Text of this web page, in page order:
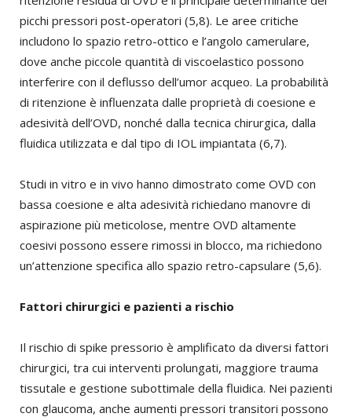
picchi pressori post-operatori (5,8). Le aree critiche
includono lo spazio retro-ottico e l’angolo camerulare,
dove anche piccole quantità di viscoelastico possono
interferire con il deflusso dell’umor acqueo. La probabilità
di ritenzione è influenzata dalle proprietà di coesione e
adesività dell’OVD, nonché dalla tecnica chirurgica, dalla
fluidica utilizzata e dal tipo di IOL impiantata (6,7).
Studi in vitro e in vivo hanno dimostrato come OVD con
bassa coesione e alta adesività richiedano manovre di
aspirazione più meticolose, mentre OVD altamente
coesivi possono essere rimossi in blocco, ma richiedono
un’attenzione specifica allo spazio retro-capsulare (5,6).
Fattori chirurgici e pazienti a rischio
Il rischio di spike pressorio è amplificato da diversi fattori
chirurgici, tra cui interventi prolungati, maggiore trauma
tissutale e gestione subottimale della fluidica. Nei pazienti
con glaucoma, anche aumenti pressori transitori possono